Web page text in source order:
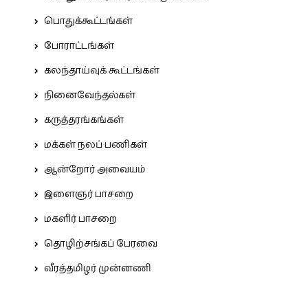
பொதுக்கூட்டங்கள்
போராட்டங்கள்
கலந்தாய்வுக் கூட்டங்கள்
நினைவேந்தல்கள்
கருத்தரங்கங்கள்
மக்கள் நலப் பணிகள்
ஆன்றோர் அவையம்
இளைஞர் பாசறை
மகளிர் பாசறை
தொழிற்சங்கப் பேரவை
வீரத்தமிழர் முன்னணி